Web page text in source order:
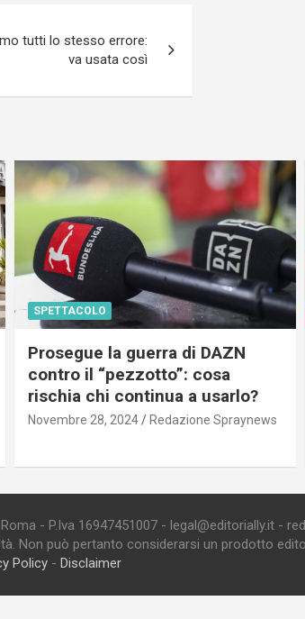
tutti lo stesso errore:
va usata così
SPETTACOLO
Prosegue la guerra di DAZN
contro il “pezzotto”: cosa
rischia chi continua a usarlo?
Novembre 28, 2024 Redazione Spraynews
- P.Iva 16947451007 - legal@editorially.it -
Non può pertanto considerarsi un prodotto
Policy- Disclaimer